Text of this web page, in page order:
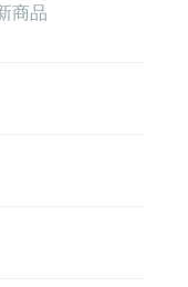
商品